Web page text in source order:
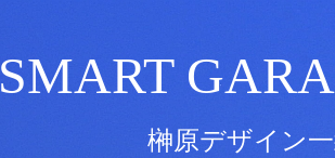
SMART
榊原デザイン